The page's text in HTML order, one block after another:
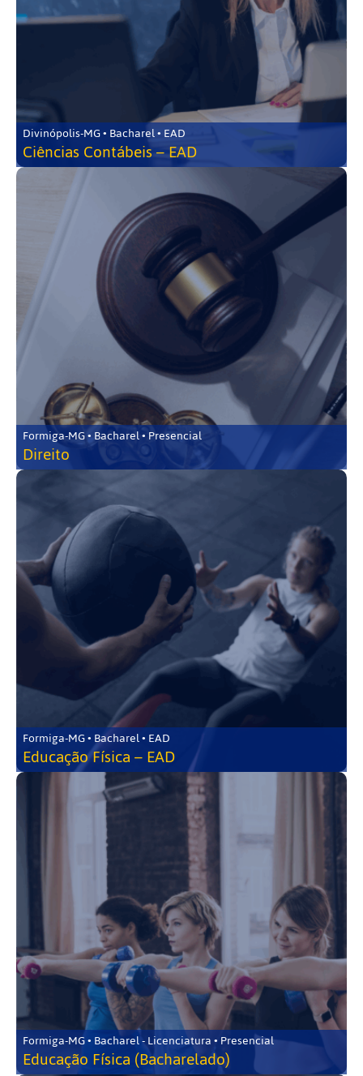
Divinópolis-MG • Bacharel • EAD
Ciências Contábeis – EAD
Formiga-MG • Bacharel • Presencial
Direito
Formiga-MG • Bacharel • EAD
Educação Física – EAD
Formiga-MG • Bacharel - Licenciatura • Presencial
Educação Física (Bacharelado)